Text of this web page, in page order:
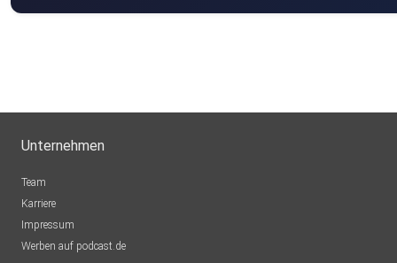
Unternehmen
Team
Karriere
Impressum
Werben auf podcast.de